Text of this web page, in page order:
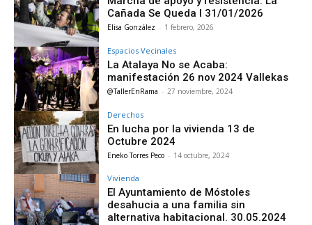
Cañada Se Queda I 31/01/2026
Elisa González - 1 febrero, 2026
Espacios Vecinales
La Atalaya No se Acaba:
manifestación 26 nov 2024 Vallekas
@TallerEnRama - 27 noviembre, 2024
Derechos
En lucha por la vivienda 13 de
Octubre 2024
Eneko Torres Peco - 14 octubre, 2024
Vivienda
El Ayuntamiento de Móstoles
desahucia a una familia sin
alternativa habitacional. 30.05.2024